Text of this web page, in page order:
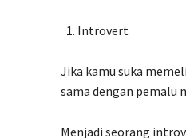
Introvert
Jika kamu suka
sama dengan pemalu
Menjadi seorang